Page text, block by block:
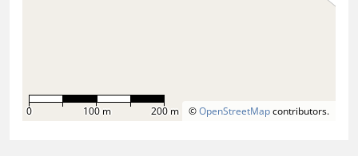
©OpenStreetMapcontributors.
0 100 m 200 m